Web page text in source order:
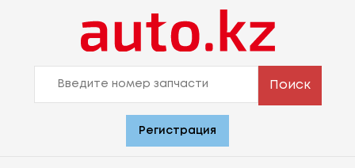
Поиск
Регистрация